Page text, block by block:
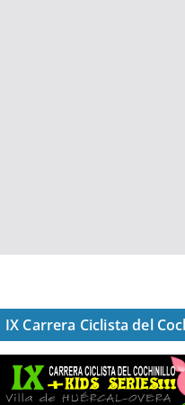
IX Carrera Ciclista del